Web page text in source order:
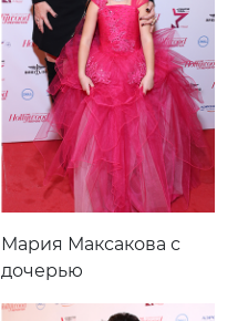
Мария Максакова с
дочерью